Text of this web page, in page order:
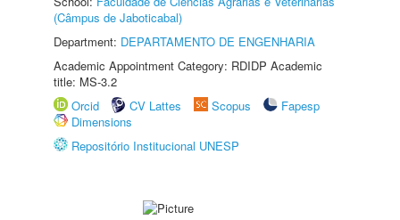
(Câmpus de Jaboticabal)
Department: DEPARTAMENTO DE ENGENHARIA
Academic Appointment Category: RDIDP Academic
title: MS-3.2
Orcid
CV Lattes Scopus
Fapesp
Dimensions
Repositório Institucional UNESP